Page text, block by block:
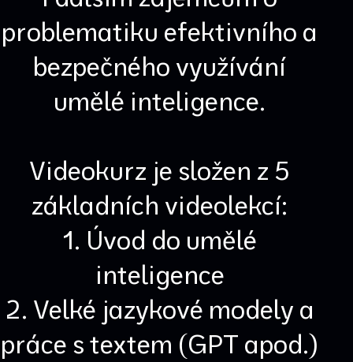
problematiku efektivního a
bezpečného využívání
umělé inteligence.
Videokurz je složen z 5
základních videolekcí:
1. Úvod do umělé
inteligence
2. Velké jazykové modely a
práce s textem (GPT apod.)